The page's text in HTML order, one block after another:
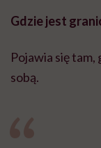
Gdzie jest
Pojawia się
sobą.